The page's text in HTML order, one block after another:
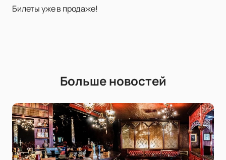
Билеты уже в продаже!
Больше новостей